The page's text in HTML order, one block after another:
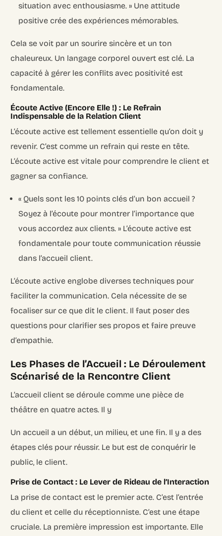
situation avec enthousiasme. » Une attitude
positive crée des expériences mémorables.
Cela se voit par un sourire sincère et un ton
chaleureux. Un langage corporel ouvert est clé. La
capacité à gérer les conflits avec positivité est
fondamentale.
Écoute Active (Encore Elle !) : Le Refrain
Indispensable de la Relation Client
L’écoute active est tellement essentielle qu’on doit y
revenir. C’est comme un refrain qui reste en tête.
L’écoute active est vitale pour comprendre le client et
gagner sa confiance.
« Quels sont les 10 points clés d’un bon accueil ?
Soyez à l’écoute pour montrer l’importance que
vous accordez aux clients. » L’écoute active est
fondamentale pour toute communication réussie
dans l’accueil client.
L’écoute active englobe diverses techniques pour
faciliter la communication. Cela nécessite de se
focaliser sur ce que dit le client. Il faut poser des
questions pour clarifier ses propos et faire preuve
d’empathie.
Les Phases de l’Accueil : Le Déroulement
Scénarisé de la Rencontre Client
L’accueil client se déroule comme une pièce de
théâtre en quatre actes. Il y
Un accueil a un début, un milieu, et une fin. Il y a des
étapes clés pour réussir. Le but est de conquérir le
public, le client.
Prise de Contact : Le Lever de Rideau de l’Interaction
La prise de contact est le premier acte. C’est l’entrée
du client et celle du réceptionniste. C’est une étape
cruciale. La première impression est importante. Elle